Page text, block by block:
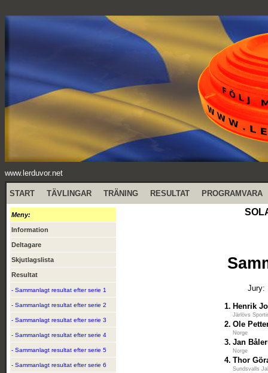
www.lerduvor.net
START TÄVLINGAR TRÄNING RESULTAT PROGRAMVARA
Meny:
Information
Deltagare
Skjutlagslista
Resultat
- Sammanlagt resultat efter serie 1
- Sammanlagt resultat efter serie 2
- Sammanlagt resultat efter serie 3
- Sammanlagt resultat efter serie 4
- Sammanlagt resultat efter serie 5
- Sammanlagt resultat efter serie 6
Jury:
1. Henrik
Järlövs
2. Ole
Norge
3. Jan
Norge
4. Thor
Sundsvalls